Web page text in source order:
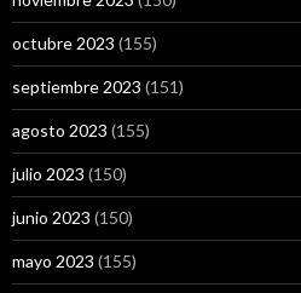
octubre 2023 (155)
septiembre 2023 (151)
agosto 2023 (155)
julio 2023 (150)
junio 2023 (150)
mayo 2023 (155)